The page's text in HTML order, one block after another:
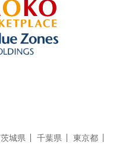
茨城県 千葉県
東京都